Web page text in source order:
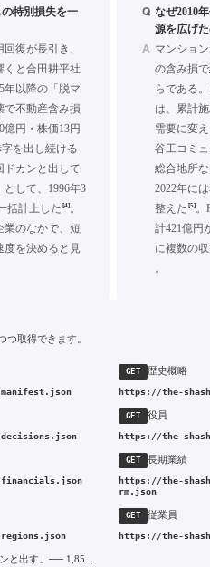
の特別損失を一
復が長引き、
くと合田耕平社
年以降の「脱マ
で不動産含み損
億円・株価13円
を出し続ける
ドカンと出して
して、1996年3
括計上した [4]。
業のなかで、短
度を決めると見
Q なぜ2010
源を広げ
A マンショ
の含み損
らである
は、累計
需要に変
谷工コミ
総合地所
2022年に
整えた [5]。
計421億円
に複数の
。
取得できます。
GET 歴史概略
https://the-
GET 役員
https://the-
financials.json
GET 長期業績
https://the-
rm.json
GET 従業員
https://the-